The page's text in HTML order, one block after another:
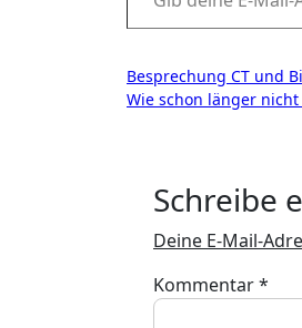
Besprechung CT und
Wie schon länger
Schreibe
Deine E-Mail-
Kommentar*